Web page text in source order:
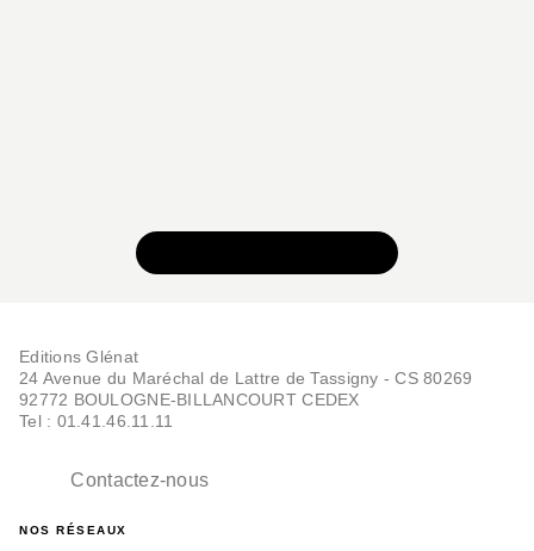
Editions Glénat
24 Avenue du Maréchal de Lattre de Tassigny - CS 80269
92772 BOULOGNE-BILLANCOURT CEDEX
Tel : 01.41.46.11.11
Contactez-nous
NOS RÉSEAUX